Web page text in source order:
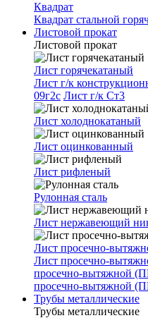
Квадрат
Квадрат стальной
Листовой прокат
Листовой прокат
Лист горячекатаный
Лист г/к
09г2с Лист г/к Ст3
Лист холоднокатаный
Лист оцинкованный
Лист рифленый
Рулонная сталь
Лист нержавеющий
Лист просечно-
Лист просечно-
просечно-вытяжной
просечно-вытяжной
Трубы металлические
Трубы металлические